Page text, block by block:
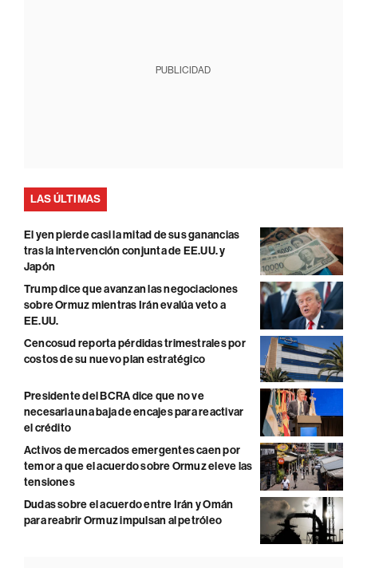
PUBLICIDAD
LAS ÚLTIMAS
El yen pierde casi la mitad de sus ganancias
tras la intervención conjunta de EE.UU. y
Japón
Trump dice que avanzan las negociaciones
sobre Ormuz mientras Irán evalúa veto a
EE.UU.
Cencosud reporta pérdidas trimestrales por
costos de su nuevo plan estratégico
Presidente del BCRA dice que no ve
necesaria una baja de encajes para reactivar
el crédito
Activos de mercados emergentes caen por
temor a que el acuerdo sobre Ormuz eleve las
tensiones
Dudas sobre el acuerdo entre Irán y Omán
para reabrir Ormuz impulsan al petróleo